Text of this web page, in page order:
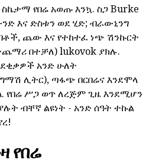
የበሬ አወጡ እንኳ. ስጋ Burke
እና ድስቱን ወደ ሂድ; ብራውኒንግ
ጨው እና የተከተፈ ነጭ ሽንኩርት
በተቻለ) lukovok ያክሉ.
አንድ ሁለት
ሊትር), ጣፋጭ በርበሬና እንደሞላ
የበሬ ሥጋ ወጥ ለረጅም ጊዜ እንደሚሆን
ብቸኛ ልዩነት - አንድ ሰዓት ተኩል
የበሬ